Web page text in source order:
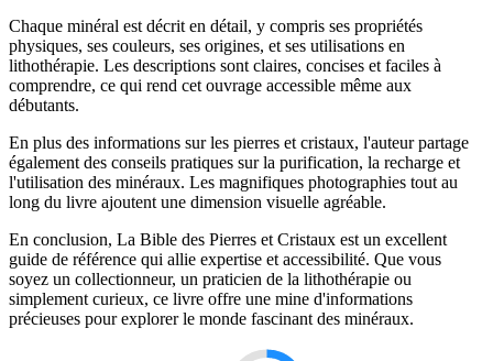
Chaque minéral est décrit en détail, y compris ses propriétés
physiques, ses couleurs, ses origines, et ses utilisations en
lithothérapie. Les descriptions sont claires, concises et faciles à
comprendre, ce qui rend cet ouvrage accessible même aux
débutants.
En plus des informations sur les pierres et cristaux, l'auteur partage
également des conseils pratiques sur la purification, la recharge et
l'utilisation des minéraux. Les magnifiques photographies tout au
long du livre ajoutent une dimension visuelle agréable.
En conclusion, La Bible des Pierres et Cristaux est un excellent
guide de référence qui allie expertise et accessibilité. Que vous
soyez un collectionneur, un praticien de la lithothérapie ou
simplement curieux, ce livre offre une mine d'informations
précieuses pour explorer le monde fascinant des minéraux.